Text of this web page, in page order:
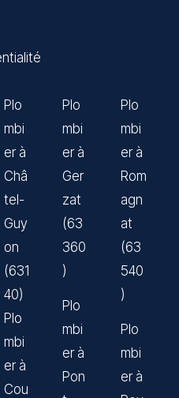
Plo
mbi
er à
Châ
tel-
Guy
on
(631
40)
Plo
mbi
er à
Cou
Plo
mbi
er à
Ger
zat
(63
360
)
Plo
mbi
er à
Pon
Plo
mbi
er à
Rom
agn
at
(63
540
)
Plo
mbi
er à